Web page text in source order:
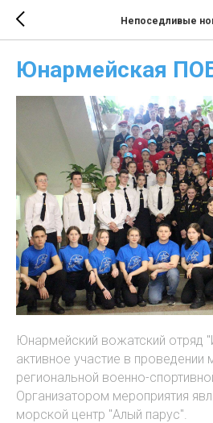
Непоседливые
Юнармейская
Юнармейский вожатский отряд
активное участие в проведении
региональной военно-
Организатором мероприятия
морской центр "Алый парус".